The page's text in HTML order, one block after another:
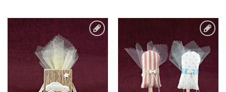
στην λίστα
επιθυμιών
Πρόσθήκη
στην λίστα
επιθυμιών